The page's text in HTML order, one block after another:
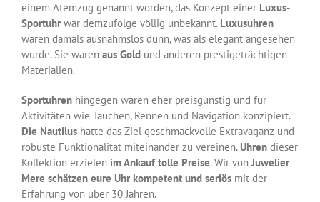
einem Atemzug genannt worden, das Konzept einer Luxus-
Sportuhrwar demzufolge völlig unbekannt. Luxusuhren
waren damals ausnahmslos dünn, was als elegant angesehen
wurde. Sie waren aus Goldund anderen prestigeträchtigen
Materialien.
Sportuhrenhingegen waren eher preisgünstig und für
Aktivitäten wie Tauchen, Rennen und Navigation konzipiert.
Die Nautilushatte das Ziel geschmackvolle Extravaganz und
robuste Funktionalität miteinander zu vereinen. Uhrendieser
Kollektion erzielen im Ankauf tolle Preise. Wir vonJuwelier
Mere schätzen eure Uhr kompetent und seriösmit der
Erfahrung von über 30 Jahren.